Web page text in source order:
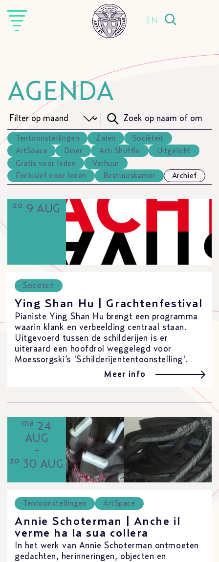
EN
AGENDA
Tentoonstellingen Zalen
Sociëteit
ArtSpace
Diner Arti Shuffle
Uitgelicht
Gratis voor leden
Verhuur
Exclusief voor leden
Bestuurskamer Archief
zo 9 AUG
Sociëteit
Ying Shan Hu | Grachtenfestival
Pianiste Ying Shan Hu brengt een programma
waarin klank en verbeelding centraal staan.
Uitgevoerd tussen de schilderijen is er
uiteraard een hoofdrol weggelegd voor
Moessorgski’s 'Schilderijententoonstelling'.
Meer info
ma 24
AUG
-
zo 30 AUG
Tentoonstellingen ArtSpace
Annie Schoterman | Anche il
verme ha la sua collera
In het werk van Annie Schoterman ontmoeten
gedachten, herinneringen, objecten en